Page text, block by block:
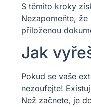
S těmito kroky
Nezapomeňte,
přiloženou
Jak
Pokud se vaše
nezoufejte!
Než začnete, je